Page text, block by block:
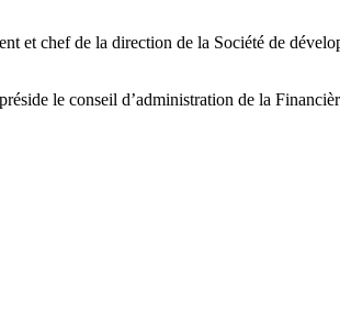
et chef de la direction de la Société de
le conseil d’administration de la